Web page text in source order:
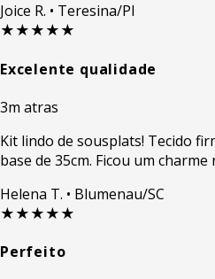
Joice R. • Teresina/PI
★★★★★
Excelente qualidade
3m atras
Kit lindo de sousplats! Tecido
base de 35cm. Ficou um
Helena T. • Blumenau/SC
★★★★★
Perfeito